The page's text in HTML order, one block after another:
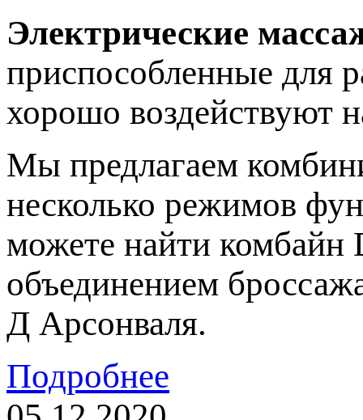
Электрические
приспособленные для
хорошо воздействуют
Мы предлагаем
несколько режимов
можете найти комбайн
объединением
Д Арсонваля.
Подробнее